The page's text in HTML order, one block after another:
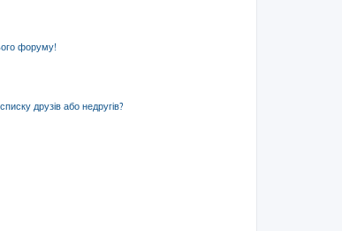
форуму!
друзів або недругів?